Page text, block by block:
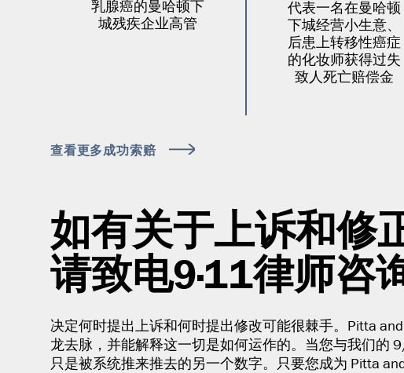
乳腺癌的曼哈顿下
城残疾企业高管
代表一名在曼哈顿
下城经营小生意、
后患上转移性癌症
的化妆师获得过失
致人死亡赔偿金
查看更多成功索赔
如有关于上诉和修
请致电9·11律师咨
决定何时提出上诉和何时提出修改可能很棘手。Pitta
龙去脉，并能解释这一切是如何运作的。当您与我们的
只是被系统推来推去的另一个数字。只要您成为 Pitta